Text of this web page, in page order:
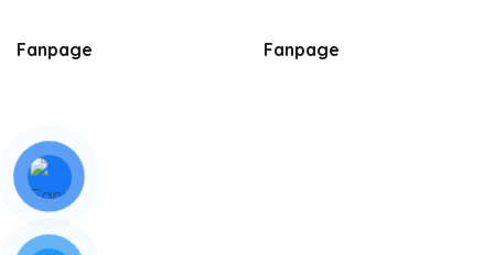
Fanpage Fanpage